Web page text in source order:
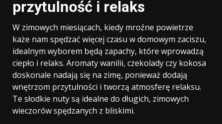
przytulność i relaks
W zimowych miesiącach, kiedy mroźne powietrze
każe nam spędzać więcej czasu w domowym zaciszu,
idealnym wyborem będą zapachy, które wprowadzą
ciepło i relaks. Aromaty wanilii, czekolady czy kokosa
doskonale nadają się na zimę, ponieważ dodają
wnętrzom przytulności i tworzą atmosferę relaksu.
Te słodkie nuty są idealne do długich, zimowych
wieczorów spędzanych z bliskimi.